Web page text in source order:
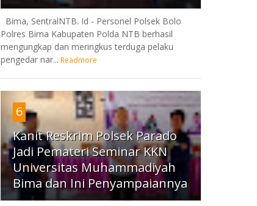
Bima, SentralNTB. Id - Personel Polsek Bolo
Polres Bima Kabupaten Polda NTB berhasil
mengungkap dan meringkus terduga pelaku
pengedar nar... Readmore
6
Kanit Reskrim Polsek Parado
Jadi Pemateri Seminar KKN
Universitas Muhammadiyah
Bima dan Ini Penyampaiannya